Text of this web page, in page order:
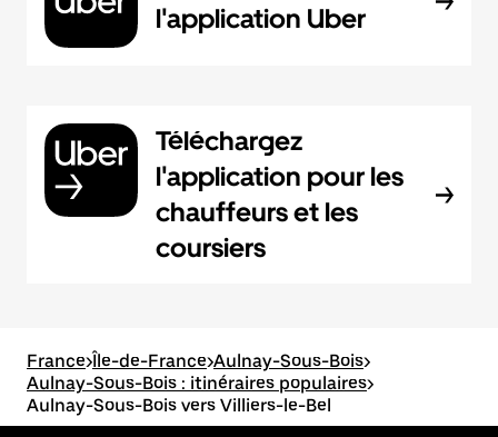
l'application Uber
Téléchargez
l'application pour les
chauffeurs et les
coursiers
France>Île-de-France>Aulnay-Sous-Bois>
Aulnay-Sous-Bois : itinéraires populaires>
Aulnay-Sous-Bois vers Villiers-le-Bel